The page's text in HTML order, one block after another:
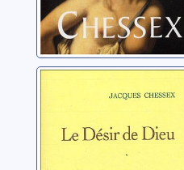
(1934-2009)